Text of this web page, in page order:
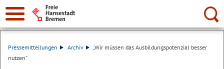
Suche:
Pressemitteilungen Archiv
„Wir müssen das Ausbildungspotenzial besser
nutzen“